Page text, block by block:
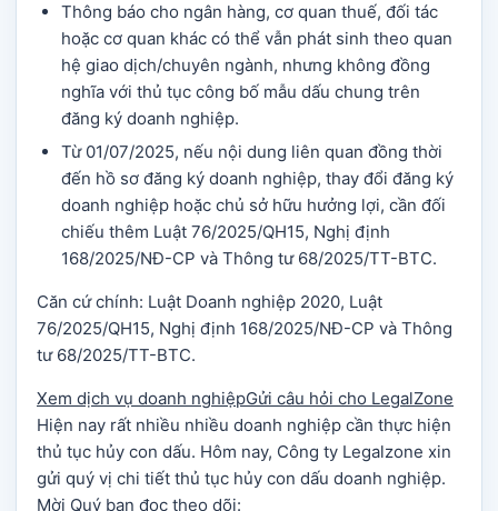
Thông báo cho ngân hàng, cơ quan thuế, đối tác
hoặc cơ quan khác có thể vẫn phát sinh theo quan
hệ giao dịch/chuyên ngành, nhưng không đồng
nghĩa với thủ tục công bố mẫu dấu chung trên
đăng ký doanh nghiệp.
Từ 01/07/2025, nếu nội dung liên quan đồng thời
đến hồ sơ đăng ký doanh nghiệp, thay đổi đăng ký
doanh nghiệp hoặc chủ sở hữu hưởng lợi, cần đối
chiếu thêm Luật 76/2025/QH15, Nghị định
168/2025/NĐ-CP và Thông tư 68/2025/TT-BTC.
Căn cứ chính: Luật Doanh nghiệp 2020, Luật
76/2025/QH15, Nghị định 168/2025/NĐ-CP và Thông
tư 68/2025/TT-BTC.
Xem dịch vụ doanh nghiệpGửi câu hỏi cho LegalZone
Hiện nay rất nhiều nhiều doanh nghiệp cần thực hiện
thủ tục hủy con dấu. Hôm nay, Công ty Legalzone xin
gửi quý vị chi tiết thủ tục hủy con dấu doanh nghiệp.
Mời Quý bạn đọc theo dõi: